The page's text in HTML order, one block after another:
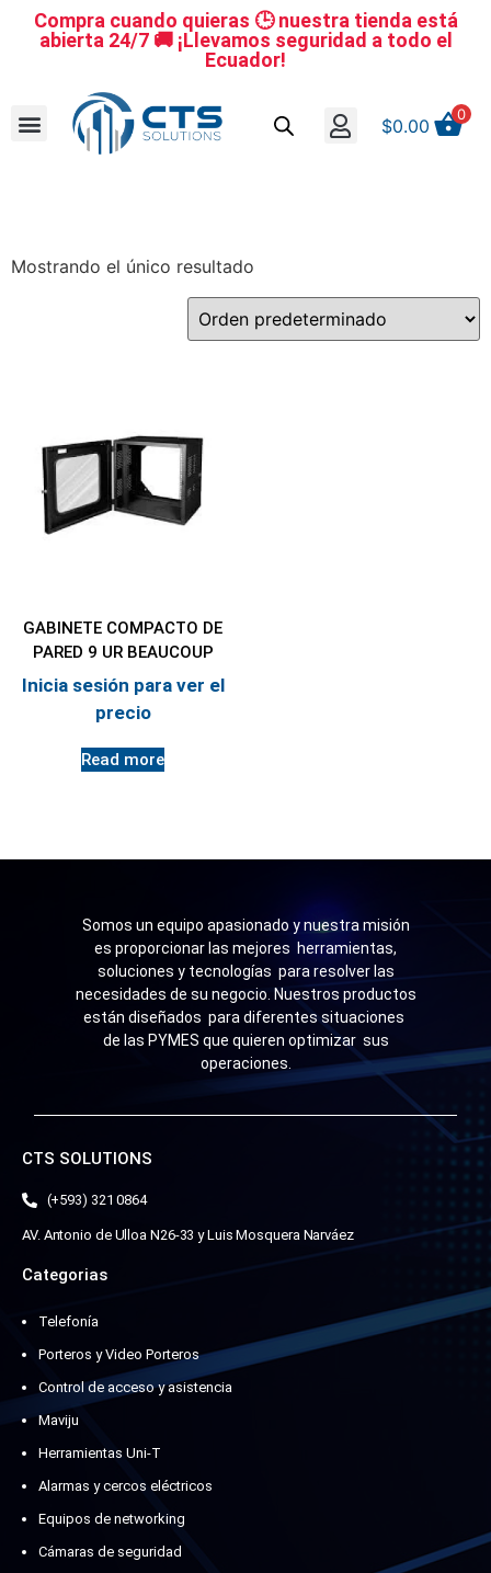
Compra cuando quieras 🕒 nuestra tienda está
abierta 24/7 🚚 ¡Llevamos seguridad a todo el
Ecuador!
$0.00
0
Mostrando el único resultado
GABINETE COMPACTO DE
PARED 9 UR BEAUCOUP
Inicia sesión para ver el
precio
Read more
Somos un equipo apasionado y nuestra misión
es proporcionar las mejores herramientas,
soluciones y tecnologías para resolver las
necesidades de su negocio. Nuestros productos
están diseñados para diferentes situaciones
de las PYMES que quieren optimizar sus
operaciones.
CTS SOLUTIONS
(+593) 321 0864
AV. Antonio de Ulloa N26-33 y Luis Mosquera Narváez
Categorias
Telefonía
Porteros y Video Porteros
Control de acceso y asistencia
Maviju
Herramientas Uni-T
Alarmas y cercos eléctricos
Equipos de networking
Cámaras de seguridad